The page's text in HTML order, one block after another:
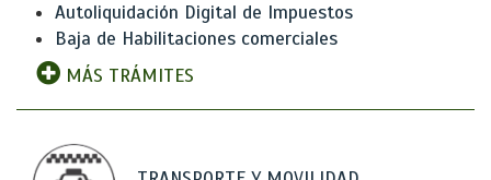
Autoliquidación Digital de Impuestos
Baja de Habilitaciones comerciales
MÁS TRÁMITES